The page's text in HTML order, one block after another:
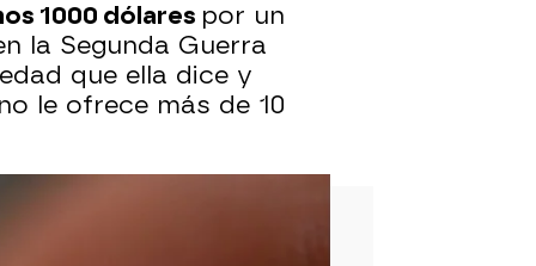
1000 dólares por un
la Segunda Guerra
que ella dice y
le ofrece más de 10